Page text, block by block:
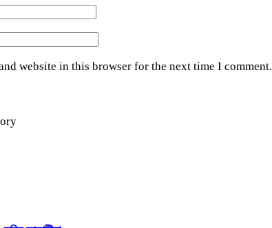
website in this browser for the next time I comment.